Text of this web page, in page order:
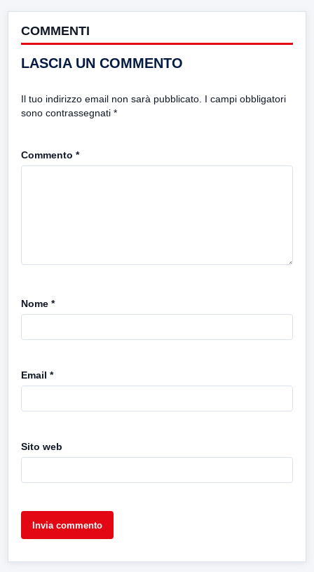
COMMENTI
LASCIA UN COMMENTO
Il tuo indirizzo email non sarà pubblicato. I campi obbligatori
sono contrassegnati *
Commento *
Nome *
Email *
Sito web